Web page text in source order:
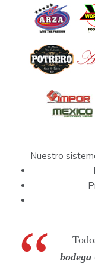
Nuestro
bodega